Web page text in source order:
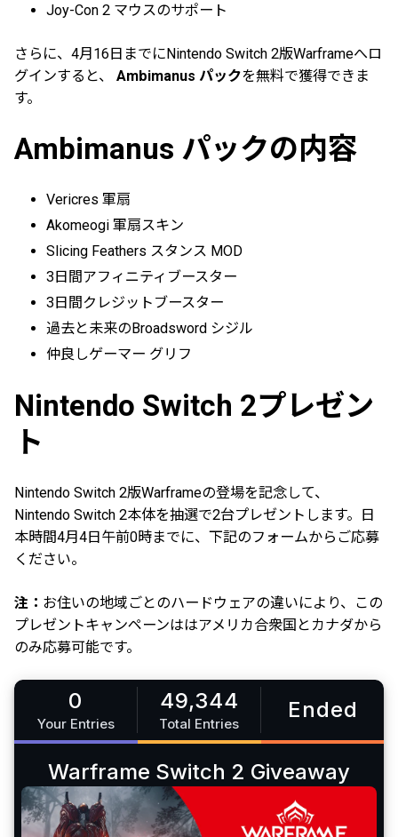
Joy-Con 2 マウスのサポート
さらに、4月16日までにNintendo Switch 2版Warframeへロ
グインすると、 Ambimanus パックを無料で獲得できま
す。
Ambimanus パックの内容
Vericres 軍扇
Akomeogi 軍扇スキン
Slicing Feathers スタンス MOD
3日間アフィニティブースター
3日間クレジットブースター
過去と未来のBroadsword シジル
仲良しゲーマー グリフ
Nintendo Switch 2プレゼン
ト
Nintendo Switch 2版Warframeの登場を記念して、
Nintendo Switch 2本体を抽選で2台プレゼントします。日
本時間4月4日午前0時までに、下記のフォームからご応募
ください。
注： お住いの地域ごとのハードウェアの違いにより、この
プレゼントキャンペーンははアメリカ合衆国とカナダから
のみ応募可能です。